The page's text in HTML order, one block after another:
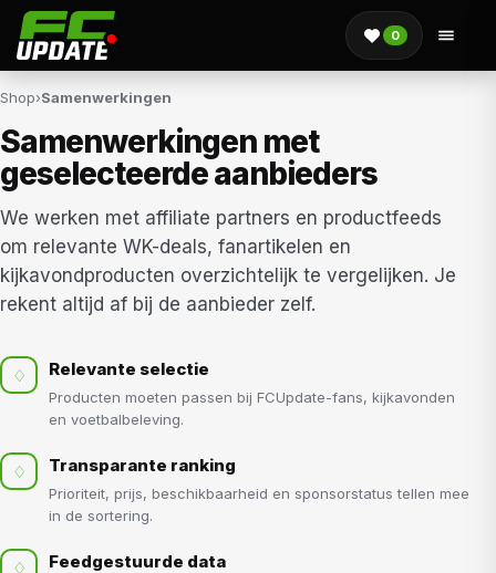
0
Shop›Samenwerkingen
Samenwerkingen met
geselecteerde aanbieders
We werken met affiliate partners en productfeeds
om relevante WK-deals, fanartikelen en
kijkavondproducten overzichtelijk te vergelijken. Je
rekent altijd af bij de aanbieder zelf.
Relevante selectie
Producten moeten passen bij FCUpdate-fans, kijkavonden
en voetbalbeleving.
Transparante ranking
Prioriteit, prijs, beschikbaarheid en sponsorstatus tellen mee
in de sortering.
Feedgestuurde data